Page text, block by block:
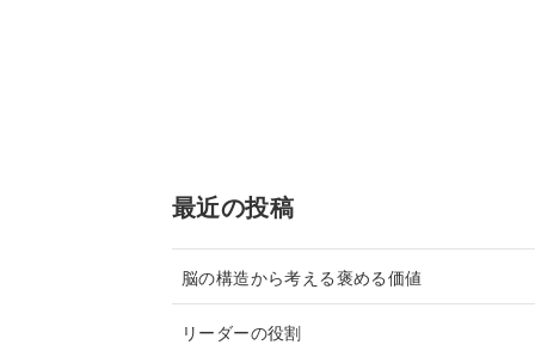
最近の投稿
脳の構造から考える褒める価値
リーダーの役割